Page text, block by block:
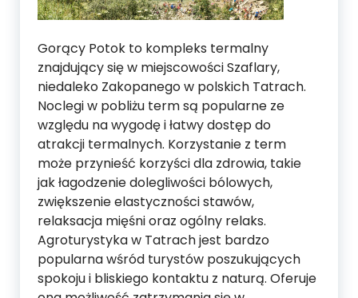
Gorący Potok to kompleks termalny
znajdujący się w miejscowości Szaflary,
niedaleko Zakopanego w polskich Tatrach.
Noclegi w pobliżu term są popularne ze
względu na wygodę i łatwy dostęp do
atrakcji termalnych. Korzystanie z term
może przynieść korzyści dla zdrowia, takie
jak łagodzenie dolegliwości bólowych,
zwiększenie elastyczności stawów,
relaksacja mięśni oraz ogólny relaks.
Agroturystyka w Tatrach jest bardzo
popularna wśród turystów poszukujących
spokoju i bliskiego kontaktu z naturą. Oferuje